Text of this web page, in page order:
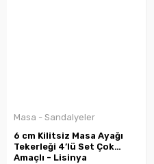
Masa - Sandalyeler
6 cm Kilitsiz Masa Ayağı
Tekerleği 4’lü Set Çok
Amaçlı - Lisinya